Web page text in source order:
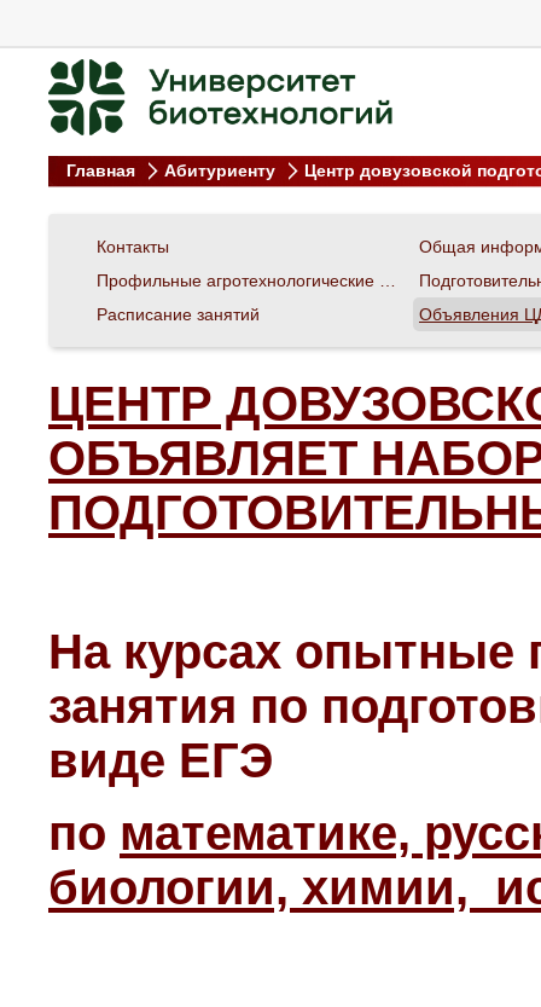
Главная Абитуриенту Центр довузовской
Контакты
Общая
Расписание занятий
Объявления
ЦЕНТР
ОБЪЯВЛЯЕТ НАБОР
На курсах опытные
занятия по
виде ЕГЭ
по математике,
биологии, химии,